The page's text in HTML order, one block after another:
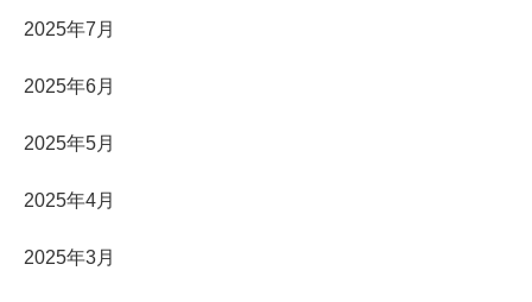
2025年7月
2025年6月
2025年5月
2025年4月
2025年3月